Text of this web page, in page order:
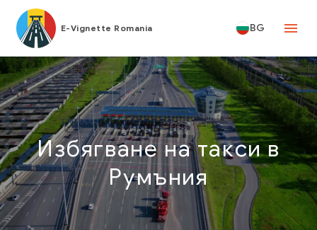
E-Vignette Romania BG
Избягване на такси в
Румъния